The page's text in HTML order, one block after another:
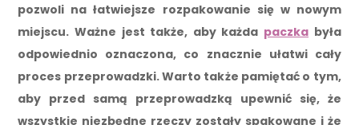
pozwoli na łatwiejsze rozpakowanie się w nowym
miejscu. Ważne jest także, aby każda paczka była
odpowiednio oznaczona, co znacznie ułatwi cały
proces przeprowadzki. Warto także pamiętać o tym,
aby przed samą przeprowadzką upewnić się, że
wszystkie niezbędne rzeczy zostały spakowane i że